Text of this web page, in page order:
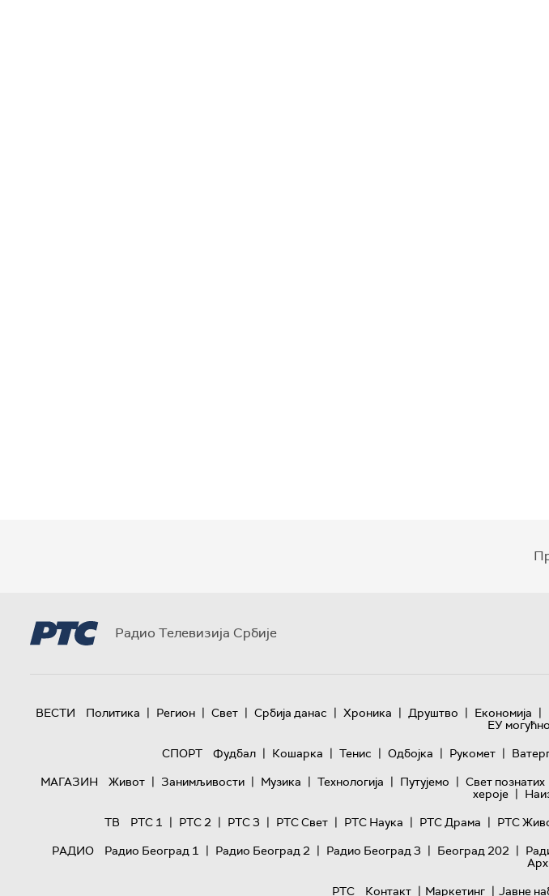
Радио Телевизија Србије
ВЕСТИ Политика | Регион | Свет | Србија данас | Хроника | Друштво | Економија |
ЕУ
СПОРТ
Фудбал | Кошарка | Тенис | Одбојка | Рукомет |
МАГАЗИН
Живот | Занимљивости | Музика | Технологијa | Путујемо | Свет познатих
хероје |
ТВ
РТС 1 | РТС 2 | РТС 3 | РТС Свет | РТС Наука | РТС Драма | РТС
РАДИО
Радио Београд 1 | Радио Београд 2 | Радио Београд 3 | Београд 202 |
РТС
Контакт | Маркетинг | Јавне